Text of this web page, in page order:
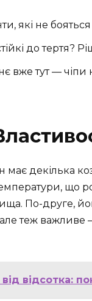
які не бояться
до тертя?
вже тут — чіпи
декілька
що
По-друге,
але теж
відсотка: